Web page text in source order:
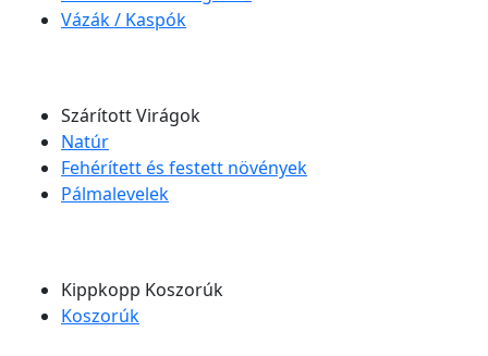
Vázák / Kaspók
Szárított Virágok
Natúr
Fehérített és festett növények
Pálmalevelek
Kippkopp Koszorúk
Koszorúk